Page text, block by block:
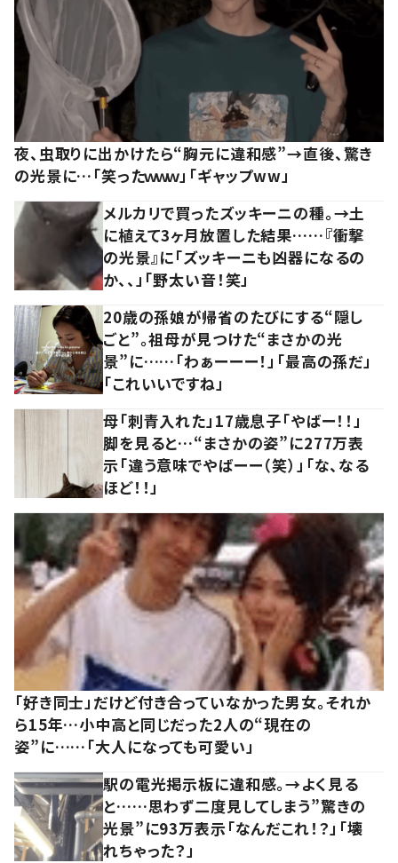
夜、虫取りに出かけたら“胸元に違和感”→直後、驚き
の光景に…「笑ったｗｗｗ」「ギャップww」
メルカリで買ったズッキーニの種。→土
に植えて3ヶ月放置した結果……『衝撃
の光景』に「ズッキーニも凶器になるの
か、、」「野太い音！笑」
20歳の孫娘が帰省のたびにする“隠し
ごと”。祖母が見つけた“まさかの光
景”に……「わぁーーー！」「最高の孫だ」
「これいいですね」
母「刺青入れた」17歳息子「やばー！！」
脚を見ると…“まさかの姿”に277万表
示「違う意味でやばーー（笑）」「な、なる
ほど！！」
「好き同士」だけど付き合っていなかった男女。それか
ら15年…小中高と同じだった2人の“現在の
姿”に……「大人になっても可愛い」
駅の電光掲示板に違和感。→よく見る
と……思わず二度見してしまう”驚きの
光景”に93万表示「なんだこれ！？」「壊
れちゃった？」